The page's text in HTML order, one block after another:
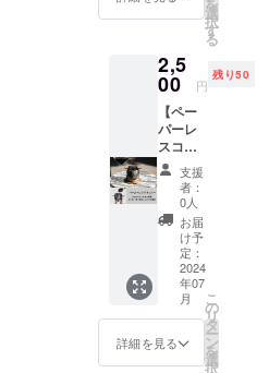
ました。
2021年、生
豆の日本へ
の輸入を開
始し、富山
県黒部市で
焙煎して商
品化しまし
た。以来、
コーヒー豆
のみなら
ず、アイス
りコー
をご提
供しま
す。
【コー
ヒー
豆】 ・
サイ
ズ：
10cmx
7cm ・
重量：
100g ・
保存方
法：直
射日光
を避
け、常
を
選
択
す
る
2,5
00 円
残り50
【ペー
パーレ
スコー
ヒード
リッ
パー１
個】を
ご提供
しま
す。 感
謝の気
持ちを
込め
て、お
礼の
支援
者：
0人
お届
け予
定：
2024
年07
月
詳細を見る
こ
の
リ
タ
ー
ン
を
選
択